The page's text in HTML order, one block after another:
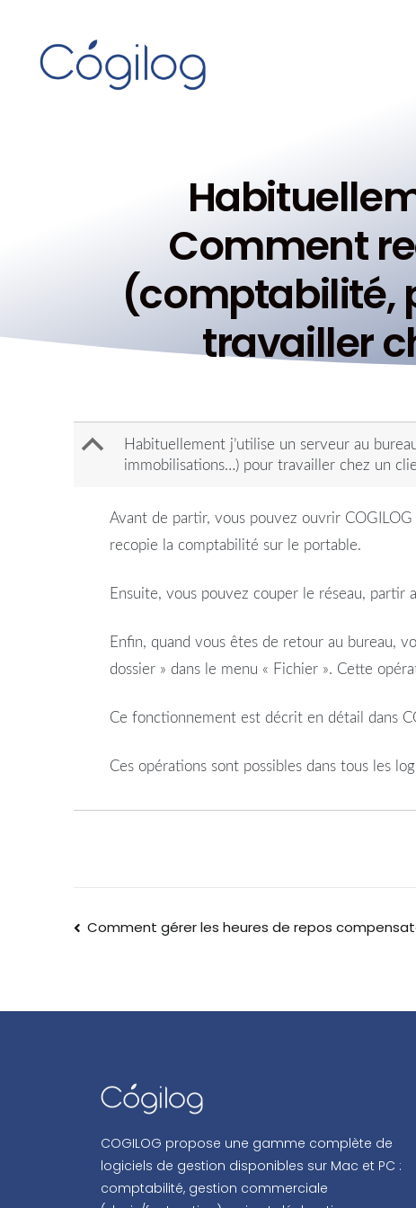
Comment
(comptabilité,
travailler
B
Habituellement j’utilise un serveur au
immobilisations…) pour travailler chez un
Avant de partir, vous pouvez ouvrir COGILOG
recopie la comptabilité sur le portable.
Ensuite, vous pouvez couper le réseau, partir
Enfin, quand vous êtes de retour au bureau,
dossier » dans le menu « Fichier ». Cette
Ce fonctionnement est décrit en détail dans
Ces opérations sont possibles dans tous les
Comment gérer les heures de repos
COGILOG propose une gamme complète de
logiciels de gestion disponibles sur Mac et PC :
comptabilité, gestion commerciale